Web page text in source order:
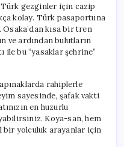
gezginler için cazip
kolay. Türk pasaportuna
kısa bir tren
ve ardından bulutların
ile bu “yasaklar şehrine”
rahiplerle
sayesinde, şafak vakti
en huzurlu
Koya-san, hem
bir yolculuk arayanlar için